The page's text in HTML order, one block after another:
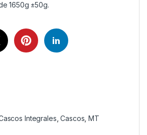
1650g ±50g.
Integrales ,Cascos ,MT